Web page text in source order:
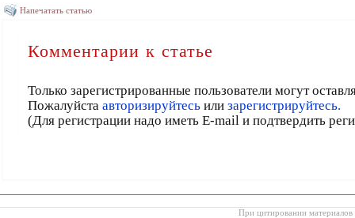
Напечатать статью
Комментарии к статье
Только зарегистрированные пользователи могут
Пожалуйста авторизируйтесьили зарегистрируйтесь.
(Для регистрации надо иметь E-mail и подтвердить
При цитировании материалов